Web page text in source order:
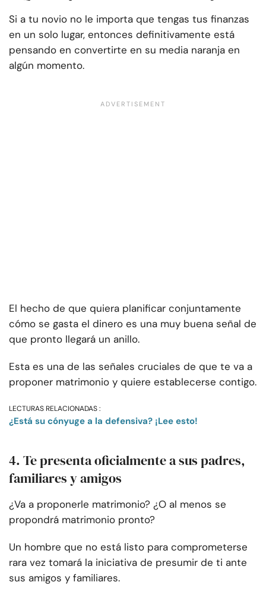
Si a tu novio no le importa que tengas tus finanzas
en un solo lugar, entonces definitivamente está
pensando en convertirte en su media naranja en
algún momento.
El hecho de que quiera planificar conjuntamente
cómo se gasta el dinero es una muy buena señal de
que pronto llegará un anillo.
Esta es una de las señales cruciales de que te va a
proponer matrimonio y quiere establecerse contigo.
LECTURAS RELACIONADAS :
¿Está su cónyuge a la defensiva? ¡Lee esto!
4. Te presenta oficialmente a sus padres,
familiares y amigos
¿Va a proponerle matrimonio? ¿O al menos se
propondrá matrimonio pronto?
Un hombre que no está listo para comprometerse
rara vez tomará la iniciativa de presumir de ti ante
sus amigos y familiares.